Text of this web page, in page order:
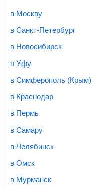
багажное отделение
не более 23 кг –
Стоимость авиабилетов
Без багажа= ручная кладь*
и контактные данные,
способов: через
связи «Связной» или
Это все
— после
email придет
аэропорт. Для
в Москву
в Санкт-Петербург
в Новосибирск
в Уфу
в Симферополь (Крым)
в Краснодар
в Пермь
в Самару
в Челябинск
в Омск
в Мурманск